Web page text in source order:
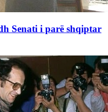
Senati i parë shqiptar